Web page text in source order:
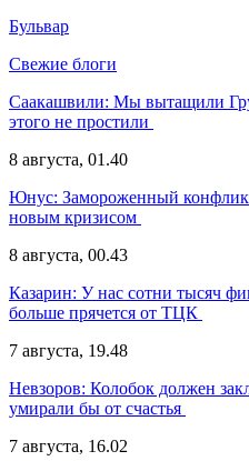
Бульвар
Свежие блоги
Саакашвили: Мы вытащили
этого не простили
8 августа, 01.40
Юнус: Замороженный
новым кризисом
8 августа, 00.43
Казарин: У нас сотни тысяч
больше прячется от ТЦК
7 августа, 19.48
Невзоров: Колобок должен
умирали бы от счастья
7 августа, 16.02